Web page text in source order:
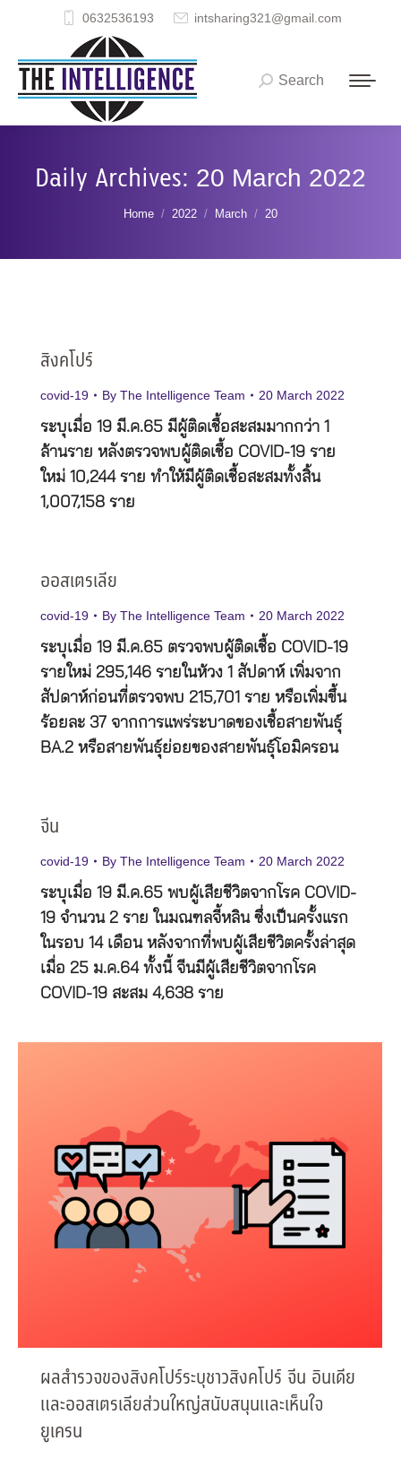
0632536193 intsharing321@gmail.com
Search:
Search
Daily Archives: 20 March 2022
You are here:
Home 2022 March 20
สิงคโปร์
covid-19 By The Intelligence Team 20 March 2022
ระบุเมื่อ 19 มี.ค.65 มีผู้ติดเชื้อสะสมมากกว่า 1
ล้านราย หลังตรวจพบผู้ติดเชื้อ COVID-19 ราย
ใหม่ 10,244 ราย ทำให้มีผู้ติดเชื้อสะสมทั้งสิ้น
1,007,158 ราย
ออสเตรเลีย
covid-19 By The Intelligence Team 20 March 2022
ระบุเมื่อ 19 มี.ค.65 ตรวจพบผู้ติดเชื้อ COVID-19
รายใหม่ 295,146 รายในห้วง 1 สัปดาห์ เพิ่มจาก
สัปดาห์ก่อนที่ตรวจพบ 215,701 ราย หรือเพิ่มขึ้น
ร้อยละ 37 จากการแพร่ระบาดของเชื้อสายพันธุ์
BA.2 หรือสายพันธุ์ย่อยของสายพันธุ์โอมิครอน
จีน
covid-19 By The Intelligence Team 20 March 2022
ระบุเมื่อ 19 มี.ค.65 พบผู้เสียชีวิตจากโรค COVID-
19 จำนวน 2 ราย ในมณฑลจี้หลิน ซึ่งเป็นครั้งแรก
ในรอบ 14 เดือน หลังจากที่พบผู้เสียชีวิตครั้งล่าสุด
เมื่อ 25 ม.ค.64 ทั้งนี้ จีนมีผู้เสียชีวิตจากโรค
COVID-19 สะสม 4,638 ราย
ผลสำรวจของสิงคโปร์ระบุชาวสิงคโปร์ จีน อินเดีย
และออสเตรเลียส่วนใหญ่สนับสนุนและเห็นใจ
ยูเครน